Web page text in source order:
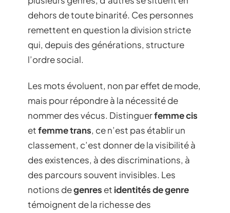
dehors de toute binarité. Ces personnes
remettent en question la division stricte
qui, depuis des générations, structure
l’ordre social.
Les mots évoluent, non par effet de mode,
mais pour répondre à la nécessité de
nommer des vécus. Distinguerfemme cis
etfemme trans, ce n’est pas établir un
classement, c’est donner de la visibilité à
des existences, à des discriminations, à
des parcours souvent invisibles. Les
notions degenres et identités de genre
témoignent de la richesse des